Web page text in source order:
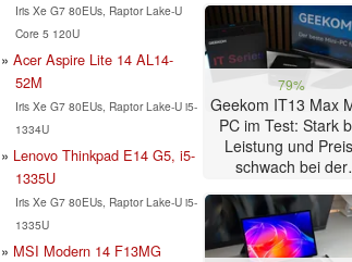
Iris Xe G7 80EUs, Raptor Lake-U
Core 5 120U
Acer Aspire Lite 14 AL14-
52M
Iris Xe G7 80EUs, Raptor Lake-U i5-
1334U
Lenovo Thinkpad E14 G5, i5-
1335U
Iris Xe G7 80EUs, Raptor Lake-U i5-
1335U
MSI Modern 14 F13MG
79%
Geekom IT13 Max
PC im Test: Stark
Leistung und
schwach bei der